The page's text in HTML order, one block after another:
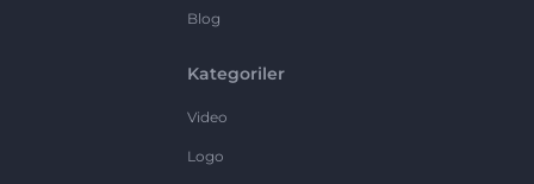
Blog
Kategoriler
Video
Logo